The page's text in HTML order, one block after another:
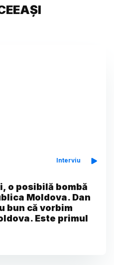
Interviu
o posibilă bombă
Moldova. Dan
bun că vorbim
Este primul